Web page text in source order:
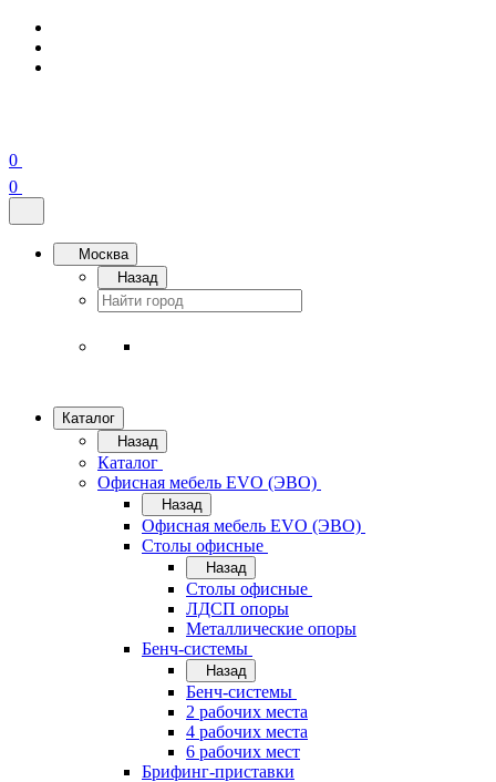
0
0
Москва
Назад
Каталог
Назад
Каталог
Офисная мебель EVO (ЭВО)
Назад
Офисная мебель EVO (ЭВО)
Cтолы офисные
Назад
Cтолы офисные
ЛДСП опоры
Металлические опоры
Бенч-системы
Назад
Бенч-системы
2 рабочих места
4 рабочих места
6 рабочих мест
Брифинг-приставки